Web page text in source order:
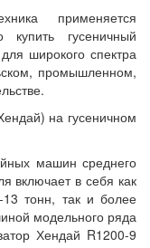
применяется
гусеничный
широкого спектра
промышленном,
на гусеничном
машин среднего
включает в себя как
тонн, так и более
модельного ряда
Хендай R1200-9